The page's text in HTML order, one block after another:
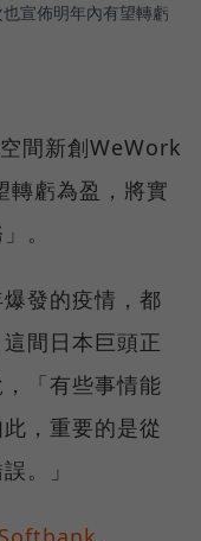
宣佈明年內有望轉虧
間新創WeWork
轉虧為盈，將實
。
發的疫情，都
間日本巨頭正
「有些事情能
，重要的是從
。」